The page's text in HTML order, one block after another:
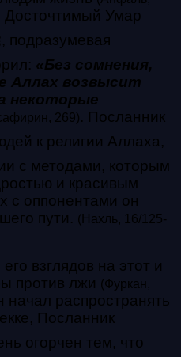
Досточтимый Умар
«Без сомнения,
Аллах возвысит
некоторые
269). Посланник
с методами, которым
и красивым
с оппонентами он
пути. (Нахль, 16/125-
взглядов на этот и
против лжи (Фуркан,
начал распространять
Посланник